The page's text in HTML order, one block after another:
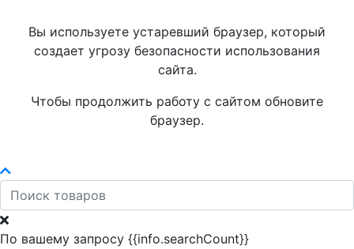
Вы используете устаревший браузер, который
создает угрозу безопасности использования
сайта.
Чтобы продолжить работу с сайтом обновите
браузер.
По вашему запросу {{info.searchCount}}